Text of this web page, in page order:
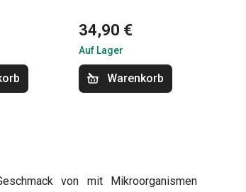
34,90 €
Auf Lager
Warenkorb
von mit Mikroorganismen